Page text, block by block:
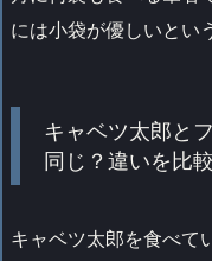
には小袋が優しいとい
キャベツ太郎と
同じ？違いを比較
キャベツ太郎を食べて